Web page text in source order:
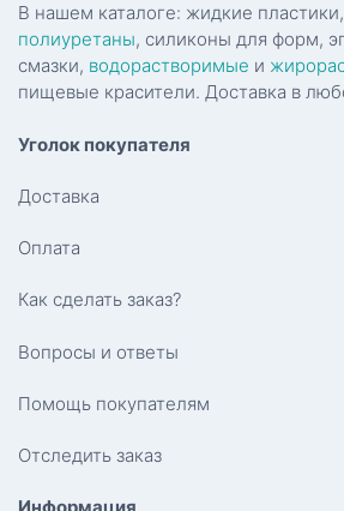
В нашем каталоге: жидкие пластики,
полиуретаны, силиконы для форм,
смазки, водорастворимые и
пищевые красители. Доставка в
Уголок покупателя
Доставка
Оплата
Как сделать заказ?
Вопросы и ответы
Помощь покупателям
Отследить заказ